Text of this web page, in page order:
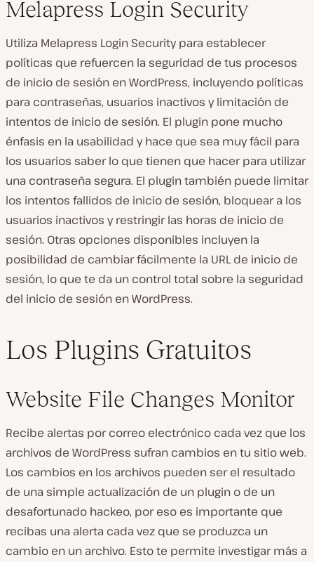
Melapress Login Security
Utiliza Melapress Login Security para establecer
políticas que refuercen la seguridad de tus procesos
de inicio de sesión en WordPress, incluyendo políticas
para contraseñas, usuarios inactivos y limitación de
intentos de inicio de sesión. El plugin pone mucho
énfasis en la usabilidad y hace que sea muy fácil para
los usuarios saber lo que tienen que hacer para utilizar
una contraseña segura. El plugin también puede limitar
los intentos fallidos de inicio de sesión, bloquear a los
usuarios inactivos y restringir las horas de inicio de
sesión. Otras opciones disponibles incluyen la
posibilidad de cambiar fácilmente la URL de inicio de
sesión, lo que te da un control total sobre la seguridad
del inicio de sesión en WordPress.
Los Plugins Gratuitos
Website File Changes Monitor
Recibe alertas por correo electrónico cada vez que los
archivos de WordPress sufran cambios en tu sitio web.
Los cambios en los archivos pueden ser el resultado
de una simple actualización de un plugin o de un
desafortunado hackeo, por eso es importante que
recibas una alerta cada vez que se produzca un
cambio en un archivo. Esto te permite investigar más a